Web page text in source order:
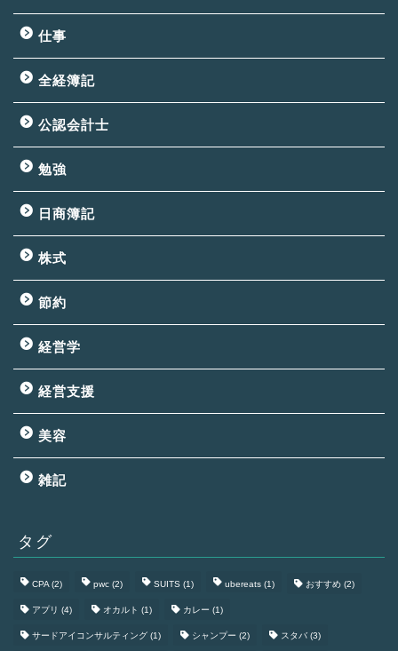
仕事
全経簿記
公認会計士
勉強
日商簿記
株式
節約
経営学
経営支援
美容
雑記
タグ
CPA (2) pwc (2) SUITS (1) ubereats (1) おすすめ (2)
アプリ (4) オカルト (1) カレー (1)
サードアイコンサルティング (1) シャンプー (2) スタバ (3)